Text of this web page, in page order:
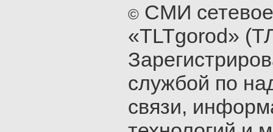
© СМИ
«TLTgorod»
службой по
связи,